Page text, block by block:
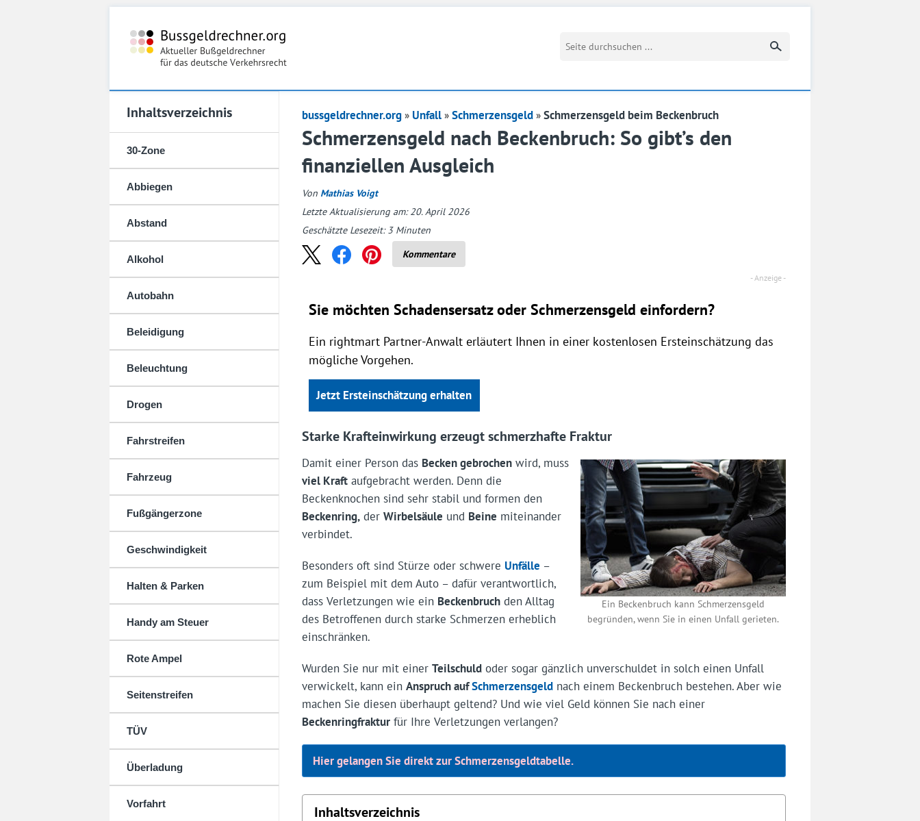
Suchbegriff eingeben
Inhaltsverzeichnis
30-Zone
Abbiegen
Abstand
Alkohol
Autobahn
Beleidigung
Beleuchtung
Drogen
Fahrstreifen
Fahrzeug
Fußgängerzone
Geschwindigkeit
Halten & Parken
Handy am Steuer
Rote Ampel
Seitenstreifen
TÜV
Überladung
Vorfahrt
bussgeldrechner.org Unfall Schmerzensgeld Schmerzensgeld beim Beckenbruch
Schmerzensgeld nach Beckenbruch: So gibt’s den
finanziellen Ausgleich
Von Mathias Voigt
Letzte Aktualisierung am: 20. April 2026
Geschätzte Lesezeit:3 Minuten
Kommentare
Sie möchten Schadensersatz oder Schmerzensgeld einfordern?
Ein rightmart Partner-Anwalt erläutert Ihnen in einer kostenlosen Ersteinschätzung das
mögliche Vorgehen.
Jetzt Ersteinschätzung erhalten
Starke Krafteinwirkung erzeugt schmerzhafte Fraktur
Ein Beckenbruch kann Schmerzensgeld
begründen, wenn Sie in einen Unfall gerieten.
Damit einer Person das Becken gebrochenwird, muss
viel Kraftaufgebracht werden. Denn die
Beckenknochen sind sehr stabil und formen den
Beckenring,der Wirbelsäule und Beine miteinander
verbindet.
Besonders oft sind Stürze oder schwere Unfälle –
zum Beispiel mit dem Auto – dafür verantwortlich,
dass Verletzungen wie ein Beckenbruchden Alltag
des Betroffenen durch starke Schmerzen erheblich
einschränken.
Wurden Sie nur mit einer Teilschuldoder sogar gänzlich unverschuldet in solch einen Unfall
verwickelt, kann ein Anspruch aufSchmerzensgeldnach einem Beckenbruch bestehen. Aber wie
machen Sie diesen überhaupt geltend? Und wie viel Geld können Sie nach einer
Beckenringfrakturfür Ihre Verletzungen verlangen?
Hier gelangen Sie direkt zur Schmerzensgeldtabelle.
Inhaltsverzeichnis